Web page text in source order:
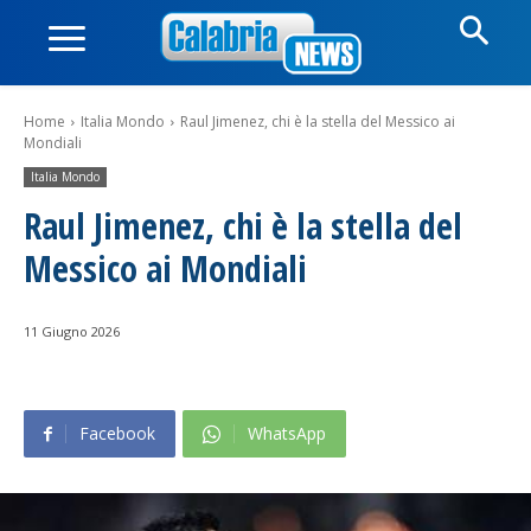
Home Italia Mondo
Raul Jimenez, chi è la stella del Messico ai
Mondiali
Italia Mondo
Raul Jimenez, chi è la stella del
Messico ai Mondiali
11 Giugno 2026
Facebook WhatsApp